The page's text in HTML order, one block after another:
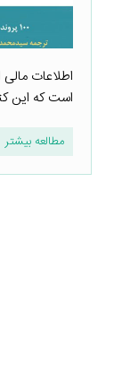
اطلاعات
است که این
مطالعه بیشتر